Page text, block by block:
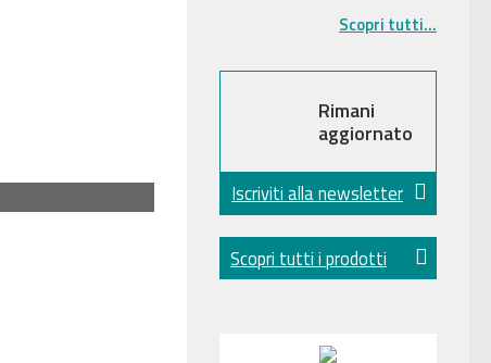
Scopri tutti...
Rimani
aggiornato
Iscriviti alla newsletter
Scopri tutti i prodotti